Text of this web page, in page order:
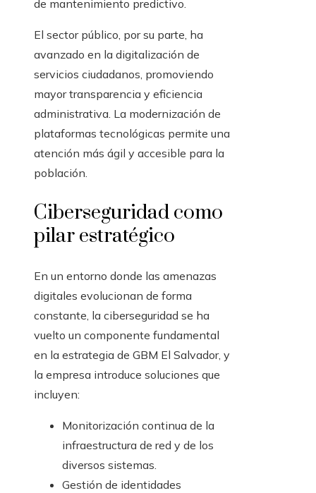
de mantenimiento predictivo.
El sector público, por su parte, ha
avanzado en la digitalización de
servicios ciudadanos, promoviendo
mayor transparencia y eficiencia
administrativa. La modernización de
plataformas tecnológicas permite una
atención más ágil y accesible para la
población.
Ciberseguridad como
pilar estratégico
En un entorno donde las amenazas
digitales evolucionan de forma
constante, la ciberseguridad se ha
vuelto un componente fundamental
en la estrategia de GBM El Salvador, y
la empresa introduce soluciones que
incluyen:
Monitorización continua de la
infraestructura de red y de los
diversos sistemas.
Gestión de identidades